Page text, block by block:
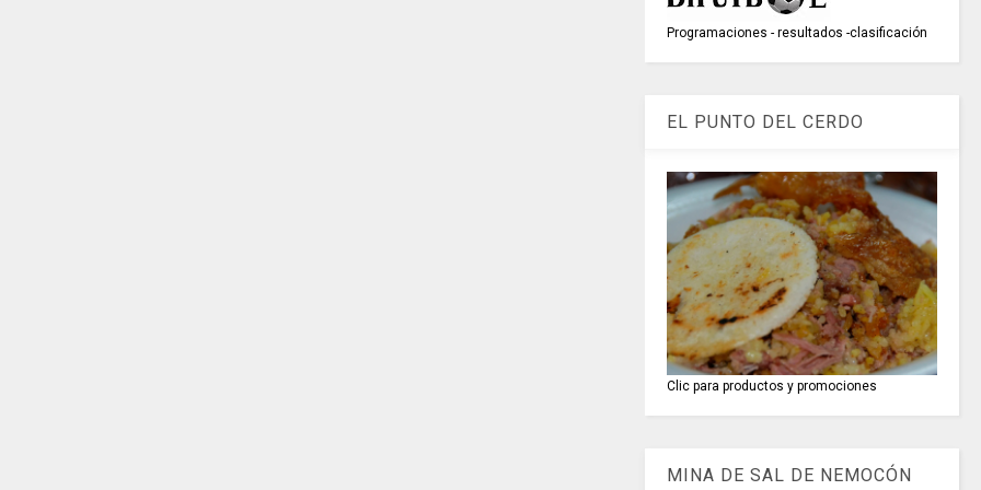
Programaciones - resultados -clasificación
EL PUNTO DEL CERDO
Clic para productos y promociones
MINA DE SAL DE NEMOCÓN